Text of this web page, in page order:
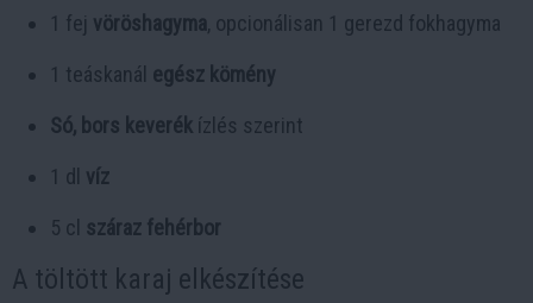
1 fej vöröshagyma, opcionálisan 1 gerezd fokhagyma
1 teáskanál egész kömény
Só, bors keverék ízlés szerint
1 dl víz
5 cl száraz fehérbor
A töltött karaj elkészítése